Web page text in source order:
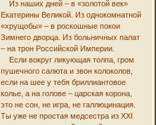
Из наших дней – в «золотой век»
Екатерины Великой. Из однокомнатной
«хрущобы» – в роскошные покои
Зимнего дворца. Из больничных палат
– на трон Российской Империи.
Если вокруг ликующая толпа, гром
пушечного салюта и звон колоколов,
если на шее у тебя бриллиантовое
колье, а на голове – царская корона,
это не сон, не игра, не галлюцинация.
Ты уже не простая медсестра из XXI